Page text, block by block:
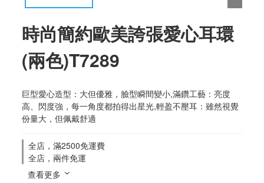
時尚簡約歐美誇張愛心耳環
(兩色)T7289
巨型愛心造型：大但優雅，臉型瞬間變小,滿鑽工藝：亮度
高、閃度強，每一角度都拍得出星光,輕盈不壓耳：雖然視覺
份量大，但佩戴舒適
全店，滿2500免運費
全店，兩件免運
查看更多